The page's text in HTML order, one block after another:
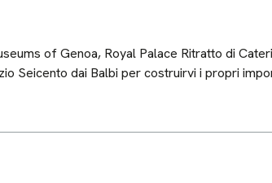
of Genoa, Royal Palace Ritratto di
Seicento dai Balbi per costruirvi i propri